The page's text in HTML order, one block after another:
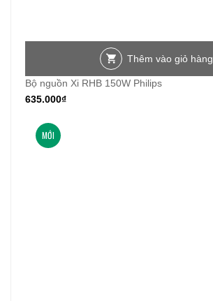
Thêm vào giỏ hàng
Bộ nguồn Xi RHB 150W Philips
635.000₫
MỚI